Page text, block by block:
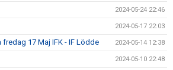
2024-05-24 22:46
2024-05-17 22:03
17 Maj IFK - IF Lödde 2024-05-14 12:38
2024-05-10 22:48